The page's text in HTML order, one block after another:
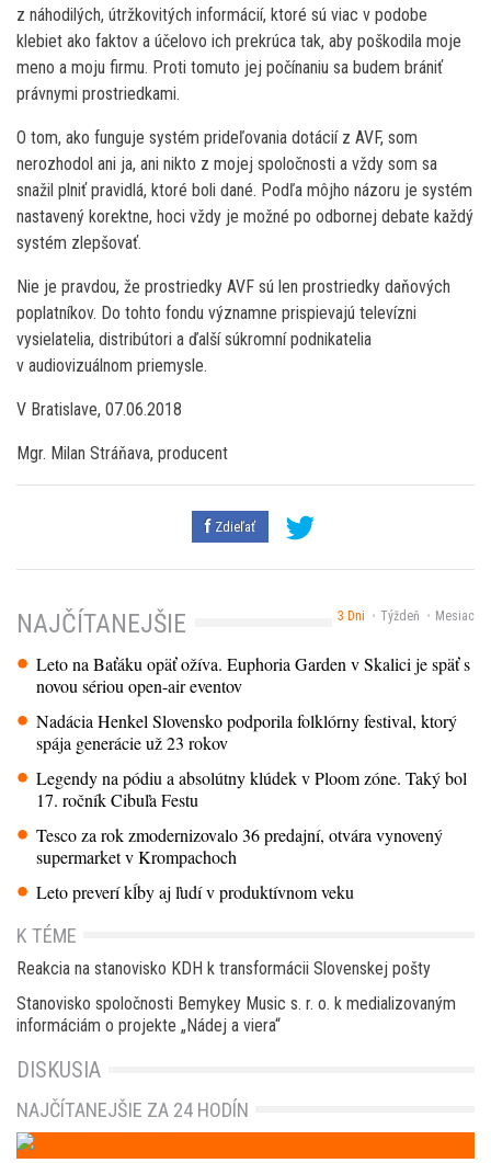
z náhodilých, útržkovitých informácií, ktoré sú viac v podobe
klebiet ako faktov a účelovo ich prekrúca tak, aby poškodila moje
meno a moju firmu. Proti tomuto jej počínaniu sa budem brániť
právnymi prostriedkami.
O tom, ako funguje systém prideľovania dotácií z AVF, som
nerozhodol ani ja, ani nikto z mojej spoločnosti a vždy som sa
snažil plniť pravidlá, ktoré boli dané. Podľa môjho názoru je systém
nastavený korektne, hoci vždy je možné po odbornej debate každý
systém zlepšovať.
Nie je pravdou, že prostriedky AVF sú len prostriedky daňových
poplatníkov. Do tohto fondu významne prispievajú televízni
vysielatelia, distribútori a ďalší súkromní podnikatelia
v audiovizuálnom priemysle.
V Bratislave, 07.06.2018
Mgr. Milan Stráňava, producent
Zdieľať
3 Dni Týždeň Mesiac
NAJČÍTANEJŠIE
Leto na Baťáku opäť ožíva. Euphoria Garden v Skalici je späť s
novou sériou open-air eventov
Nadácia Henkel Slovensko podporila folklórny festival, ktorý
spája generácie už 23 rokov
Legendy na pódiu a absolútny klúdek v Ploom zóne. Taký bol
17. ročník Cibuľa Festu
Tesco za rok zmodernizovalo 36 predajní, otvára vynovený
supermarket v Krompachoch
Leto preverí kĺby aj ľudí v produktívnom veku
K TÉME
Reakcia na stanovisko KDH k transformácii Slovenskej pošty
Stanovisko spoločnosti Bemykey Music s. r. o. k medializovaným
informáciám o projekte „Nádej a viera“
DISKUSIA
NAJČÍTANEJŠIE ZA 24 HODÍN